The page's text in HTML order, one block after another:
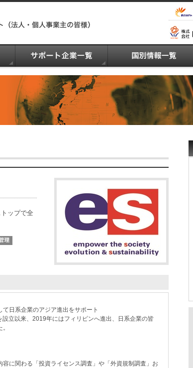
ップで全
日系企業のアジア進出をサポート
立以来、2019年にはフィリピンへ進出、日系企業の皆
に関わる「投資ライセンス調査」や「外資規制調査」お